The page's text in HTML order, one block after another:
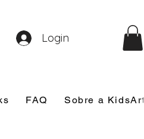
FAQ Sobre a KidsArt
Login